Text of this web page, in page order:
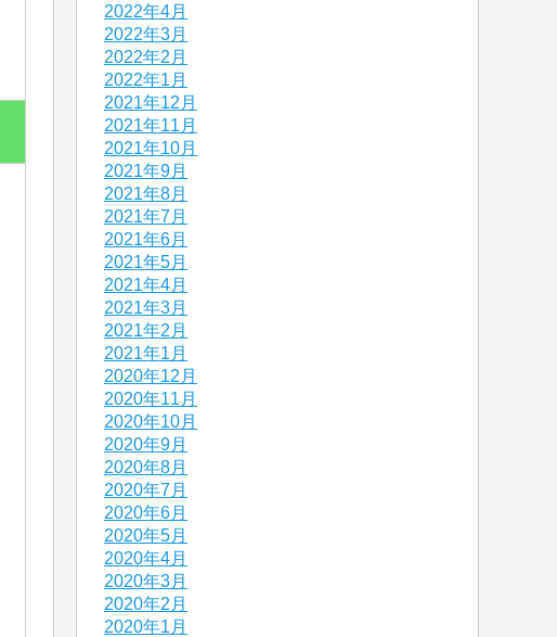
2022年4月
2022年3月
2022年2月
2022年1月
2021年12月
2021年11月
2021年10月
2021年9月
2021年8月
2021年7月
2021年6月
2021年5月
2021年4月
2021年3月
2021年2月
2021年1月
2020年12月
2020年11月
2020年10月
2020年9月
2020年8月
2020年7月
2020年6月
2020年5月
2020年4月
2020年3月
2020年2月
2020年1月